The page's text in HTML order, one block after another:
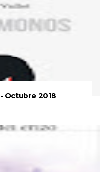
Octubre 2018